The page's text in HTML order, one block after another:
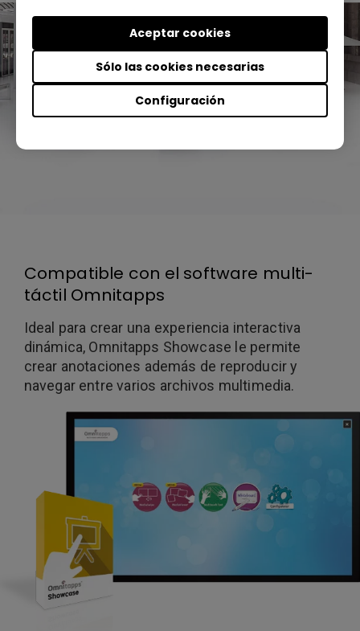
Configuración
Sólo las cookies necesarias
Aceptar cookies
Compatible con el software multi-
táctil Omnitapps
Ideal para crear una experiencia interactiva
dinámica, Omnitapps Showcase le permite
crear anotaciones además de reproducir y
navegar entre varios archivos multimedia.